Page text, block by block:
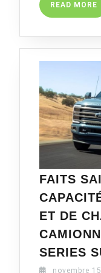
READ MORE
FAITS
ET DE
SERIES
novembre